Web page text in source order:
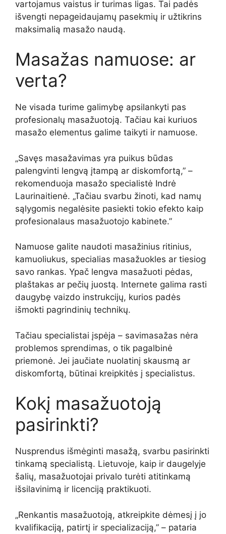
vartojamus vaistus ir turimas ligas. Tai padės
išvengti nepageidaujamų pasekmių ir užtikrins
maksimalią masažo naudą.
Masažas namuose: ar
verta?
Ne visada turime galimybę apsilankyti pas
profesionalų masažuotoją. Tačiau kai kuriuos
masažo elementus galime taikyti ir namuose.
„Savęs masažavimas yra puikus būdas
palengvinti lengvą įtampą ar diskomfortą,” –
rekomenduoja masažo specialistė Indrė
Laurinaitienė. „Tačiau svarbu žinoti, kad namų
sąlygomis negalėsite pasiekti tokio efekto kaip
profesionalaus masažuotojo kabinete.”
Namuose galite naudoti masažinius ritinius,
kamuoliukus, specialias masažuokles ar tiesiog
savo rankas. Ypač lengva masažuoti pėdas,
plaštakas ar pečių juostą. Internete galima rasti
daugybę vaizdo instrukcijų, kurios padės
išmokti pagrindinių technikų.
Tačiau specialistai įspėja – savimasažas nėra
problemos sprendimas, o tik pagalbinė
priemonė. Jei jaučiate nuolatinį skausmą ar
diskomfortą, būtinai kreipkitės į specialistus.
Kokį masažuotoją
pasirinkti?
Nusprendus išmėginti masažą, svarbu pasirinkti
tinkamą specialistą. Lietuvoje, kaip ir daugelyje
šalių, masažuotojai privalo turėti atitinkamą
išsilavinimą ir licenciją praktikuoti.
„Renkantis masažuotoją, atkreipkite dėmesį į jo
kvalifikaciją, patirtį ir specializaciją,” – pataria